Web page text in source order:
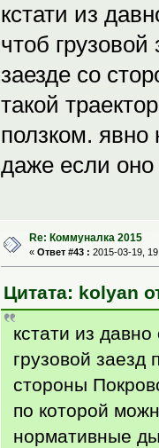
кстати из
чтоб
заезде со
такой
ползком.
даже если
Re: Коммуналка 2015
« Ответ #43 : 2015-03-19,
Цитата: kolyan
кстати из
грузовой заезд
стороны
по которой
нормативные